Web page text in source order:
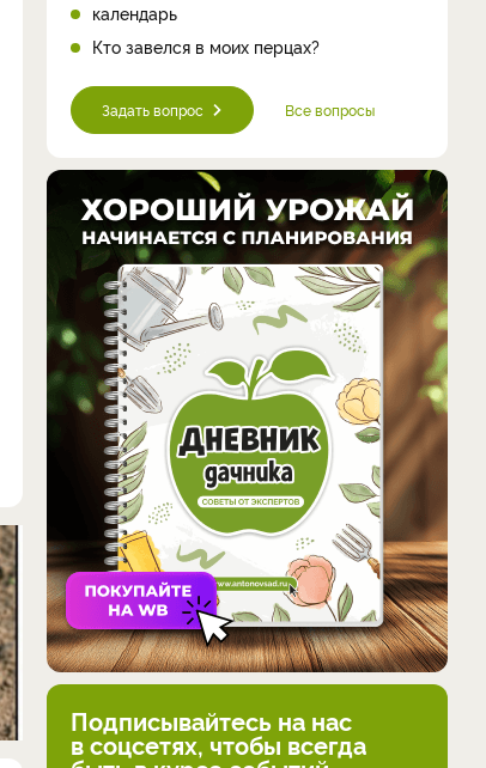
календарь
Кто завелся в моих перцах?
Задать вопрос Все вопросы
Подписывайтесь на нас
в соцсетях, чтобы всегда